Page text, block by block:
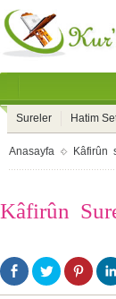
Sureler Hatim
Anasayfa Kâfirûn
Kâfirûn